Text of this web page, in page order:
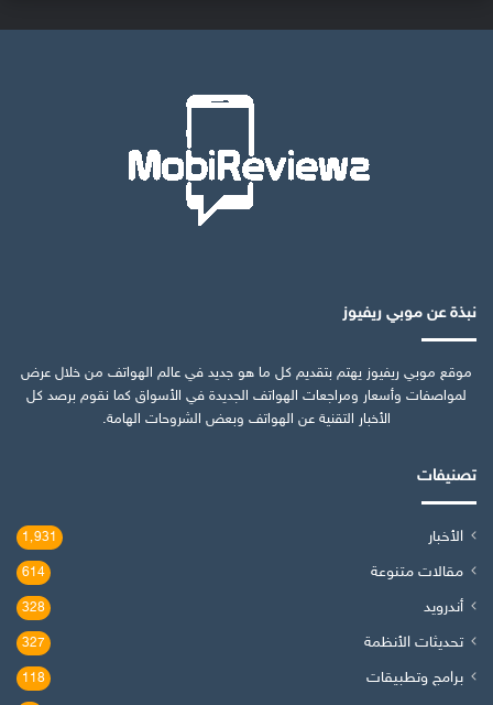
نبذة عن موبي ريفيوز
موقع موبي ريفيوز يهتم بتقديم كل ما هو جديد في عالم الهواتف من خلال عرض
لمواصفات وأسعار ومراجعات الهواتف الجديدة في الأسواق كما نقوم برصد كل
الأخبار التقنية عن الهواتف وبعض الشروحات الهامة.
تصنيفات
الأخبار 1٬931
مقالات متنوعة 614
أندرويد 328
تحديثات الأنظمة 327
برامج وتطبيقات 118